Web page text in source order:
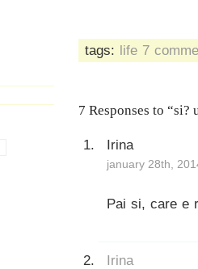
tags: life 7
7 Responses to
Irina
january 28th,
Pai si, care e
Irina